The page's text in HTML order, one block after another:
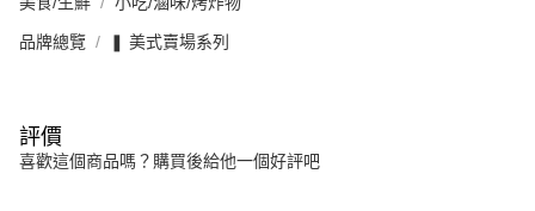
品牌總覽 ❚ 美式賣場系列
評價
喜歡這個商品嗎？購買後給他一個好評吧